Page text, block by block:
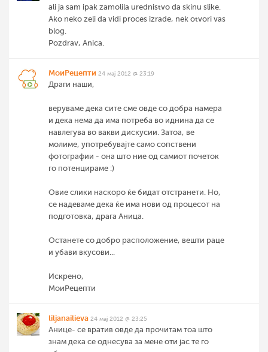
ali ja sam ipak zamolila urednistvo da skinu slike.
Ako neko zeli da vidi proces izrade, nek otvori vas
blog.
Pozdrav, Anica.
МоиРецепти 24 мај 2012 @ 23:19
Драги наши,
веруваме дека сите сме овде со добра намера
и дека нема да има потреба во иднина да се
навлегува во вакви дискусии. Затоа, ве
молиме, употребувајте само сопствени
фотографии - она што ние од самиот почеток
го потенцираме :)
Овие слики наскоро ќе бидат отстранети. Но,
се надеваме дека ќе има нови од процесот на
подготовка, драга Аница.
Останете со добро расположение, вешти раце
и убави вкусови...
Искрено,
МоиРецепти
liljanailieva 24 мај 2012 @ 23:25
Анице- се вратив овде да прочитам тоа што
знам дека се однесува за мене оти јас те го